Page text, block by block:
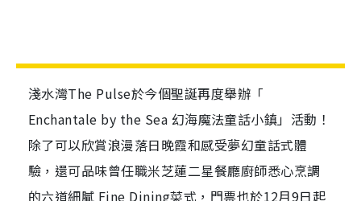
淺水灣The Pulse於今個聖誕再度舉辦「
Enchantale by the Sea 幻海魔法童話小鎮」活動！
除了可以欣賞浪漫落日晚霞和感受夢幻童話式體
驗，還可品味曾任職米芝蓮二星餐廳廚師悉心烹調
的六道細膩 Fine Dining菜式，門票也於12月9日起